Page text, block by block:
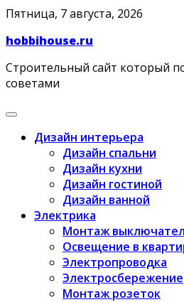
Skip
content
Пятница, 7 августа, 2026
hobbihouse.ru
Строительный сайт который
советами
Дизайн интерьера
Дизайн спальни
Дизайн кухни
Дизайн гостиной
Дизайн ванной
Электрика
Монтаж
Освещение в
Электропроводка
Электросбережение
Монтаж розеток